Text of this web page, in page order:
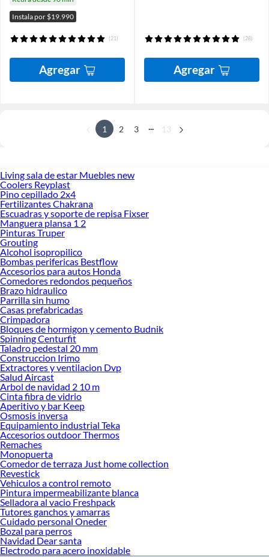
Instala por $19.990
(21)
Agregar
(28)
Agregar
1 2 3 13
Living sala de estar Muebles new
Coolers Reyplast
Pino cepillado 2x4
Fertilizantes Chakrana
Escuadras y soporte de repisa Fixser
Manguera plansa 1 2
Pinturas Truper
Grouting
Alcohol isopropilico
Bombas perifericas Bestflow
Accesorios para autos Honda
Comedores redondos pequeños
Brazo hidraulico
Parrilla sin humo
Casas prefabricadas
Crimpadora
Bloques de hormigon y cemento Budnik
Spinning Centurfit
Taladro pedestal 20 mm
Construccion Irimo
Extractores y ventilacion Dvp
Salud Aircast
Arbol de navidad 2 10 m
Cinta fibra de vidrio
Aperitivo y bar Keep
Osmosis inversa
Equipamiento industrial Teka
Accesorios outdoor Thermos
Remaches
Monopuerta
Comedor de terraza Just home collection
Revestick
Vehiculos a control remoto
Pintura impermeabilizante blanca
Selladora al vacio Freshpack
Tutores ganchos y amarras
Cuidado personal Oneder
Bozal para perros
Navidad Dear santa
Electrodo para acero inoxidable